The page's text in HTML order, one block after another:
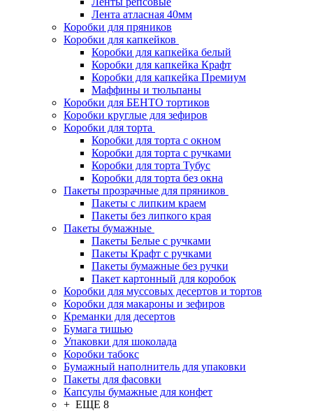
Лента атласная 40мм
Коробки для пряников
Коробки для капкейков
Коробки для капкейка белый
Коробки для капкейка Крафт
Коробки для капкейка Премиум
Маффины и тюльпаны
Коробки для БЕНТО тортиков
Коробки круглые для зефиров
Коробки для торта
Коробки для торта с окном
Коробки для торта с ручками
Коробки для торта Тубус
Коробки для торта без окна
Пакеты прозрачные для пряников
Пакеты с липким краем
Пакеты без липкого края
Пакеты бумажные
Пакеты Белые с ручками
Пакеты Крафт с ручками
Пакеты бумажные без ручки
Пакет картонный для коробок
Коробки для муссовых десертов и тортов
Коробки для макароны и зефиров
Креманки для десертов
Бумага тишью
Упаковки для шоколада
Коробки табокс
Бумажный наполнитель для упаковки
Пакеты для фасовки
Капсулы бумажные для конфет
+ ЕЩЕ 8